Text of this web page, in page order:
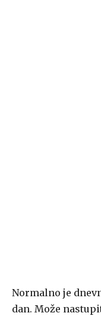
Normalno je
dan. Može